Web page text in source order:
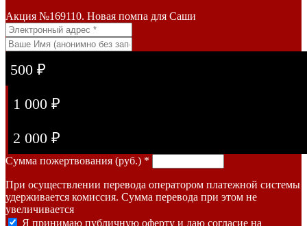
Акция №169110. Новая помпа для Саши
500 ₽
1 000 ₽
2 000 ₽
Сумма пожертвования (руб.) *
При осуществлении перевода оператором платежной системы
удерживается комиссия. Сумма перевода при этом не
увеличивается
Я принимаю публичную оферту и даю согласие на